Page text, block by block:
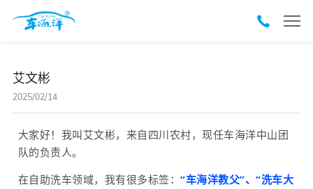
艾文彬
2025/02/14
大家好！我叫艾文彬，来自四川农村，现任车海洋中山团
队的负责人。
在自助洗车领域，我有很多标签：“车海洋教父”、“洗车大